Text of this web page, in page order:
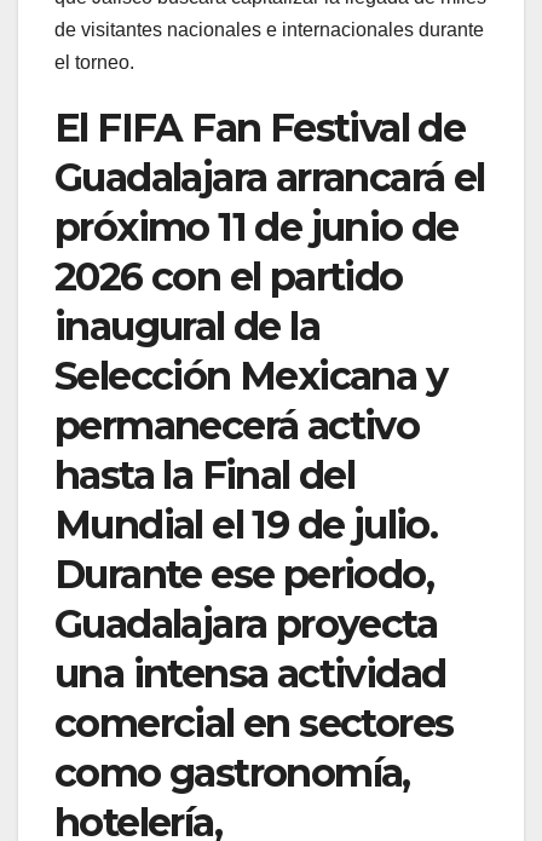
de visitantes nacionales e internacionales durante
el torneo.
El FIFA Fan Festival de
Guadalajara arrancará el
próximo 11 de junio de
2026 con el partido
inaugural de la
Selección Mexicana y
permanecerá activo
hasta la Final del
Mundial el 19 de julio.
Durante ese periodo,
Guadalajara proyecta
una intensa actividad
comercial en sectores
como gastronomía,
hotelería,